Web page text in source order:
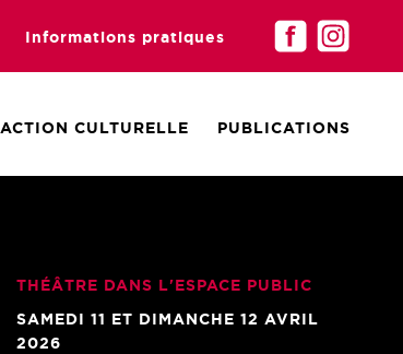
Informations pratiques
ACTION CULTURELLE PUBLICATIONS
THÉÂTRE DANS L'ESPACE PUBLIC
SAMEDI 11 ET DIMANCHE 12 AVRIL
2026